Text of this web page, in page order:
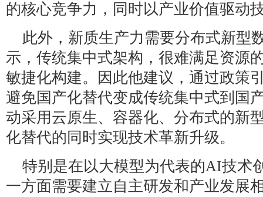
的核心竞争力，同时以产业价值驱动
此外，新质生产力需要分布式新型
示，传统集中式架构，很难满足资源
敏捷化构建。因此他建议，通过政策
避免国产化替代变成传统集中式到国
动采用云原生、容器化、分布式的新
化替代的同时实现技术革新升级。
特别是在以大模型为代表的AI技术
一方面需要建立自主研发和产业发展